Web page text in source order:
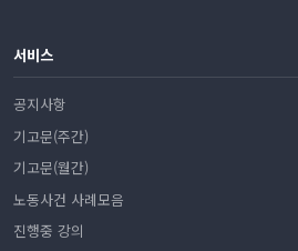
서비스
공지사항
기고문(주간)
기고문(월간)
노동사건 사례모음
진행중 강의